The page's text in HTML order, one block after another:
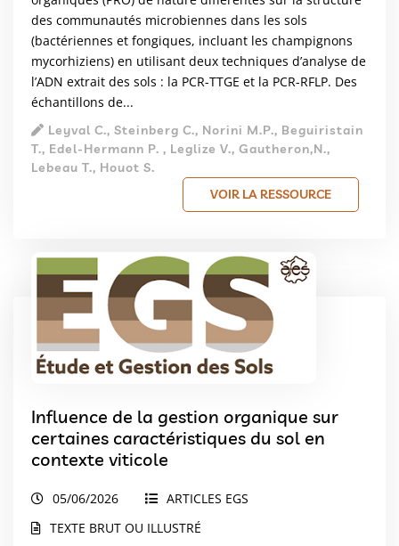
des communautés microbiennes dans les sols
(bactériennes et fongiques, incluant les champignons
mycorhiziens) en utilisant deux techniques d’analyse de
l’ADN extrait des sols : la PCR-TTGE et la PCR-RFLP. Des
échantillons de...
Leyval C., Steinberg C., Norini M.P., Beguiristain
T., Edel-Hermann P. , Leglize V., Gautheron,N.,
Lebeau T., Houot S.
VOIR LA RESSOURCE
Influence de la gestion organique sur
certaines caractéristiques du sol en
contexte viticole
05/06/2026
ARTICLES EGS
TEXTE BRUT OU ILLUSTRÉ